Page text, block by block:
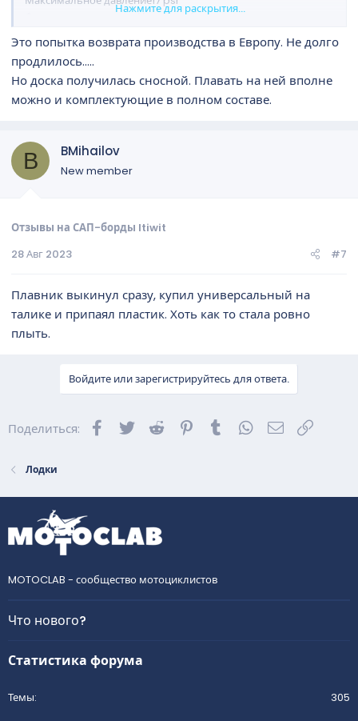
Форма вроде ни чего. Но сейчас более проник в тему, есть
10-15 минимум.
Посмотреть вложение 182
Нажмите для раскрытия...
Это попытка возврата производства в Европу. Не долго
продлилось.....
Но доска получилась сносной. Плавать на ней вполне
можно и комплектующие в полном составе.
B BMihailov
New member
Отзывы на САП-борды Itiwit
28 Авг 2023
#7
Плавник выкинул сразу, купил универсальный на
талике и припаял пластик. Хоть как то стала ровно
плыть.
Войдите или зарегистрируйтесь для ответа.
Поделиться: Facebook
Twitter Reddit Pinterest
Tumblr WhatsApp
Лодки
MOTOCLAB - сообщество мотоциклистов
Что нового?
Статистика форума
Темы 305